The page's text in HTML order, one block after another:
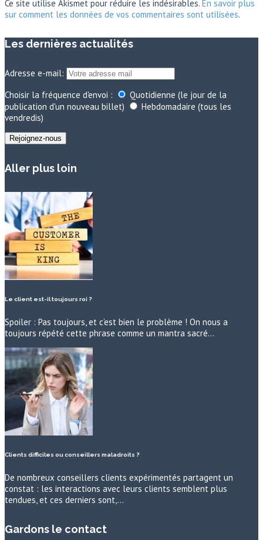
Ce site utilise Akismet pour réduire les indésirables. En savoir plus
sur comment les données de vos commentaires sont utilisées.
Les dernières actualités
Adresse e-mail:
Choisir la fréquence d'envoi :
Quotidienne (le jour de la
publication d'un nouveau billet)
Hebdomadaire (tous les
vendredis)
Aller plus loin
Le client est-il toujours roi ?
Spoiler : Pas toujours, et c’est bien le problème ! On nous a
toujours répété cette phrase comme un mantra sacré…
Clients difficiles ou conseillers maladroits ?
De nombreux conseillers clients expérimentés partagent un
constat : les interactions avec leurs clients semblent plus
tendues, et ces derniers sont,…
Gardons le contact